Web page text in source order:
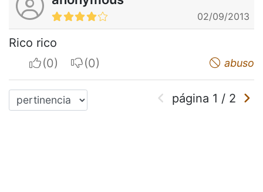
02/09/2013
Rico rico
I apreciateI do not appreciate abuso
página 1 / 2